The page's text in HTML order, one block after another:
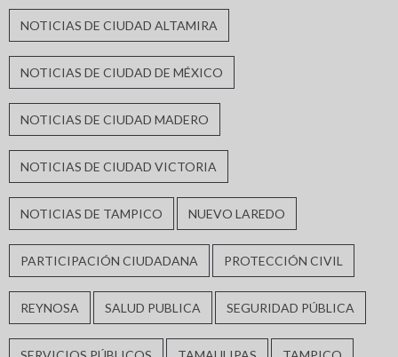
NOTICIAS DE CIUDAD ALTAMIRA
NOTICIAS DE CIUDAD DE MÉXICO
NOTICIAS DE CIUDAD MADERO
NOTICIAS DE CIUDAD VICTORIA
NOTICIAS DE TAMPICO NUEVO LAREDO
PARTICIPACIÓN CIUDADANA PROTECCIÓN CIVIL
REYNOSA SALUD PUBLICA SEGURIDAD PÚBLICA